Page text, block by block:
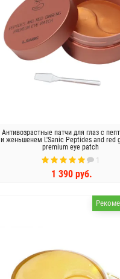
Антивозрастные патчи для глаз с
и женьшенем L'Sanic Peptides and red
premium eye patch
1
1 390 руб.